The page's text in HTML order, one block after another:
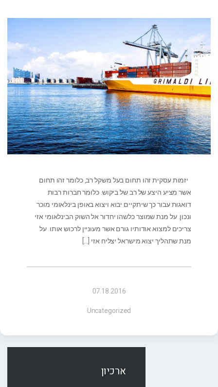
יזמות עסקית זהו תחום בעל משקל רב, כלומר זהו תחום
אשר מציע היצע של רב של ביקוש. כלומר חברות רבות
דואגות עבור כך שיתקיים יבוא ויצוא באופן בינלאומי מוכר
ונכון. על מנת שמוצר כלשהו יחדור אל השוק הבינלאומי אזי
צריכים למצוא אודותיו גורם אשר מעוניין לרכוש אותו. על
מנת שתהליך יצוא מישראל יצליח אזי […]
07.18.2016
Uncategorized
ארכיון